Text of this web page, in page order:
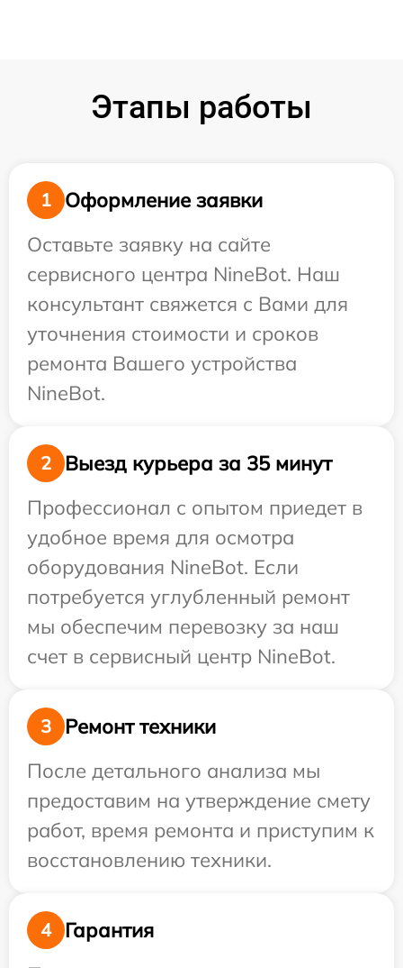
Этапы работы
1
Оформление заявки
Оставьте заявку на сайте
сервисного центра NineBot. Наш
консультант свяжется с Вами для
уточнения стоимости и сроков
ремонта Вашего устройства
NineBot.
2
Выезд курьера за 35 минут
Профессионал с опытом приедет в
удобное время для осмотра
оборудования NineBot. Если
потребуется углубленный ремонт
мы обеспечим перевозку за наш
счет в сервисный центр NineBot.
3
Ремонт техники
После детального анализа мы
предоставим на утверждение смету
работ, время ремонта и приступим к
восстановлению техники.
4
Гарантия